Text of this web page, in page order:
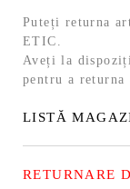
Puteți returna
ETIC.
Aveți la
pentru a returna
LISTĂ
RETURNARE